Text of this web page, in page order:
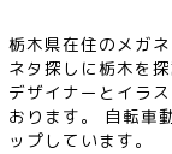
栃木県在住のメガ
ネタ探しに栃木を
デザイナーとイラ
おります。 自転車
ップしています。